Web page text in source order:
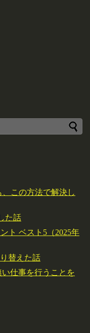
この方法で解決し
た話
ト ベスト5（2025年
替えた話
仕事を行うことを